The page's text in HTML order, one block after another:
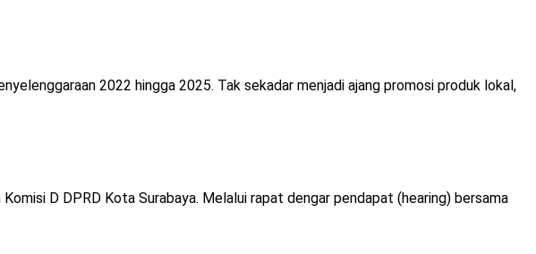
2022 hingga 2025. Tak sekadar menjadi ajang promosi produk lokal,
D DPRD Kota Surabaya. Melalui rapat dengar pendapat (hearing) bersama